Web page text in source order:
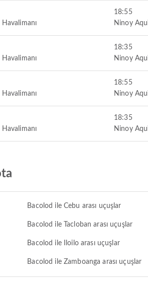
18:55
Ninoy
18:35
Ninoy
18:55
Ninoy
18:35
Ninoy
Bacolod ile Cebu arası uçuşlar
Bacolod ile Tacloban arası uçuşlar
Bacolod ile Iloilo arası uçuşlar
Bacolod ile Zamboanga arası uçuşlar